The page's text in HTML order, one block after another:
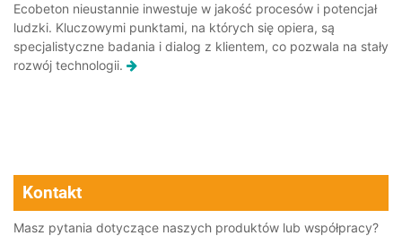
Ecobeton nieustannie inwestuje w jakość procesów i potencjał
ludzki. Kluczowymi punktami, na których się opiera, są
specjalistyczne badania i dialog z klientem, co pozwala na stały
rozwój technologii.
Kontakt
Masz pytania dotyczące naszych produktów lub współpracy?